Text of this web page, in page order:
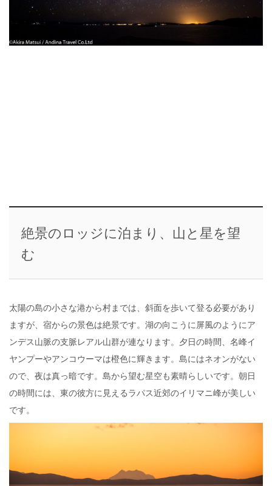
絶景のロッジに泊まり、山と星を望
む
太陽の島の小さな港から村までは、斜面を歩いて登る必要があり
ますが、宿からの景色は絶景です。湖の向こうに屏風のようにア
ンデス山脈の支脈レアル山群が連なります。夕日の時間、名峰イ
ヤンプーやアンコウーマは橙色に輝きます。島にはネオンがない
ので、夜は真っ暗です。島から望む星空も素晴らしいです。朝日
の時間には、東の彼方に見えるラパス近郊のイリマニ峰が美しい
です。